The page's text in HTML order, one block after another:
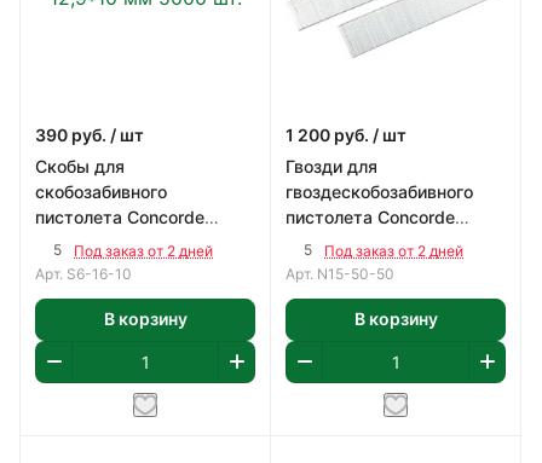
390 руб. / шт
Скобы для
скобозабивного
пистолета Concorde
12,9*10 мм 5000 шт.
5
Под заказ от 2 дней
Арт. S6-16-10
В корзину
1 200 руб. / шт
Гвозди для
гвоздескобозабивного
пистолета Concorde
1,05х1,25 50мм 5000шт
5
Под заказ от 2 дней
Арт. N15-50-50
В корзину